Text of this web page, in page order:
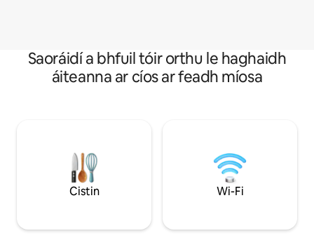
Saoráidí a bhfuil tóir orthu le haghaidh
áiteanna ar cíos ar feadh míosa
Cistin Wi-Fi